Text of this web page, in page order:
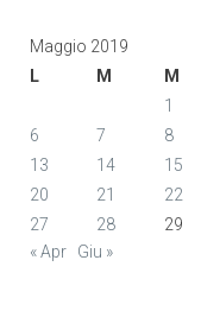
Maggio 2019
L
M M
1
6
7 8
13
14 15
20
21 22
27
28 29
« Apr
Giu »